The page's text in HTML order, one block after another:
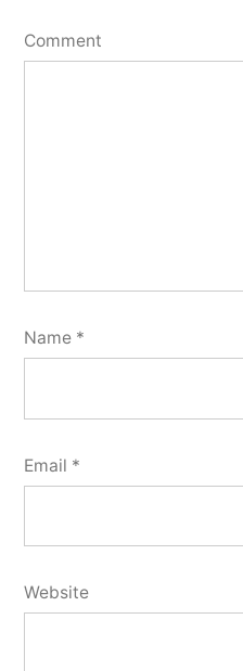
Comment
Name *
Email *
Website